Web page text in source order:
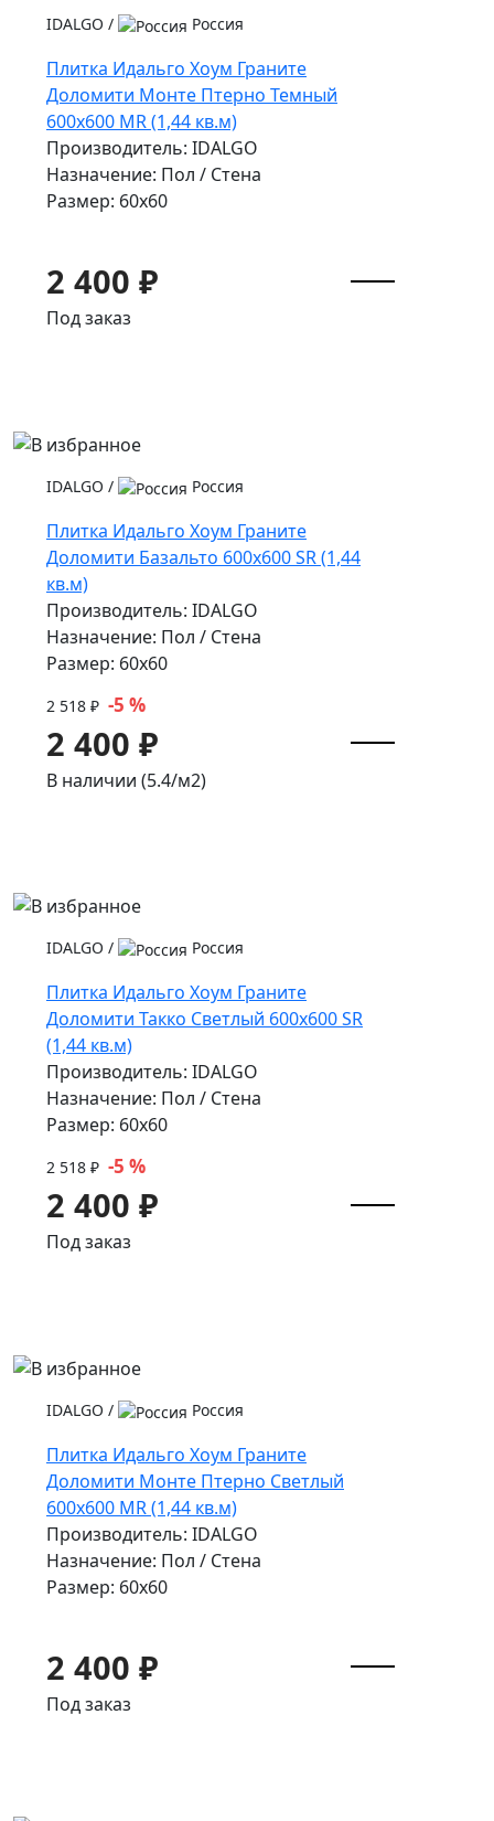
IDALGO / Россия
Плитка Идальго Хоум Граните
Доломити Монте Птерно Темный
600x600 MR (1,44 кв.м)
Производитель: IDALGO
Назначение: Пол / Стена
Размер: 60x60
2 400 ₽
Под заказ
IDALGO / Россия
Плитка Идальго Хоум Граните
Доломити Базальто 600x600 SR (1,44
кв.м)
Производитель: IDALGO
Назначение: Пол / Стена
Размер: 60x60
2 518 ₽ -5 %
2 400 ₽
В наличии (5.4/м2)
IDALGO / Россия
Плитка Идальго Хоум Граните
Доломити Такко Светлый 600x600 SR
(1,44 кв.м)
Производитель: IDALGO
Назначение: Пол / Стена
Размер: 60x60
2 518 ₽ -5 %
2 400 ₽
Под заказ
IDALGO / Россия
Плитка Идальго Хоум Граните
Доломити Монте Птерно Светлый
600x600 MR (1,44 кв.м)
Производитель: IDALGO
Назначение: Пол / Стена
Размер: 60x60
2 400 ₽
Под заказ